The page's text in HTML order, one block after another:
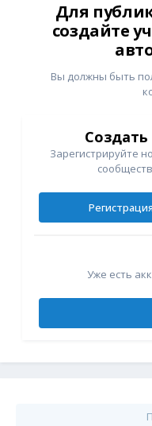
Для
создайте
Вы должны быть
Создать
Зарегистрируйте
Уже есть